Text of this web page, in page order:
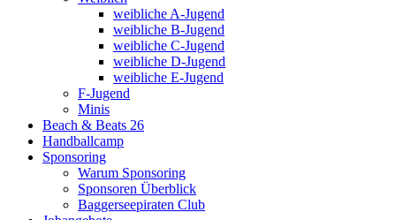
weibliche A-Jugend
weibliche B-Jugend
weibliche C-Jugend
weibliche D-Jugend
weibliche E-Jugend
F-Jugend
Minis
Beach & Beats 26
Handballcamp
Sponsoring
Warum Sponsoring
Sponsoren Überblick
Baggerseepiraten Club